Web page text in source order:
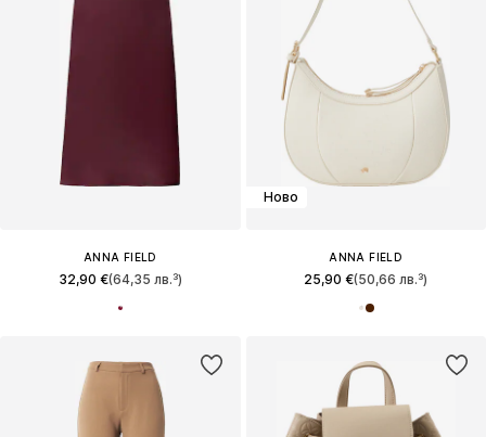
ANNA FIELD
32,90 €(64,35 лв.³)
Ново
ANNA FIELD
25,90 €(50,66 лв.³)